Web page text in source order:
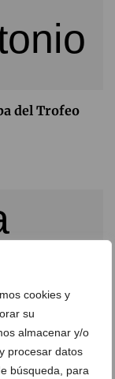
cookies y
su
almacenar y/o
procesar datos
búsqueda, para
del Trofeo